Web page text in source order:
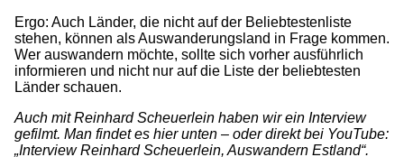
Ergo: Auch Länder, die nicht auf der Beliebtestenliste
stehen, können als Auswanderungsland in Frage kommen.
Wer auswandern möchte, sollte sich vorher ausführlich
informieren und nicht nur auf die Liste der beliebtesten
Länder schauen.
Auch mit Reinhard Scheuerlein haben wir ein Interview
gefilmt. Man findet es hier unten – oder direkt bei YouTube:
„Interview Reinhard Scheuerlein, Auswandern Estland“.